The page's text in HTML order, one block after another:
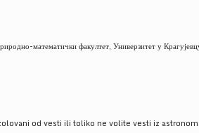
математички факултет, Универзитет у
od vesti ili toliko ne volite vesti iz